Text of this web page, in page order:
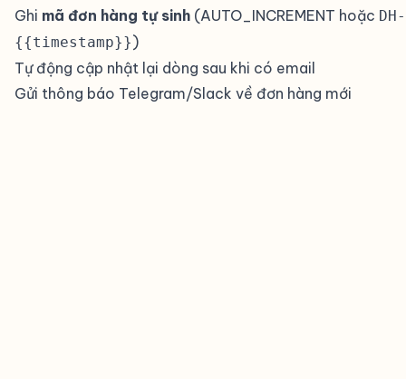
Ghi mã đơn hàng tự sinh (AUTO_INCREMENT hoặc DH-
{{timestamp}})
Tự động cập nhật lại dòng sau khi có email
Gửi thông báo Telegram/Slack về đơn hàng mới